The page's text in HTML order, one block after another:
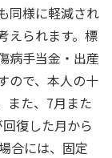
同様に軽減され
えられます。標
病手当金・出産
ので、本人の十
また、7月また
復した月から
合には、固定